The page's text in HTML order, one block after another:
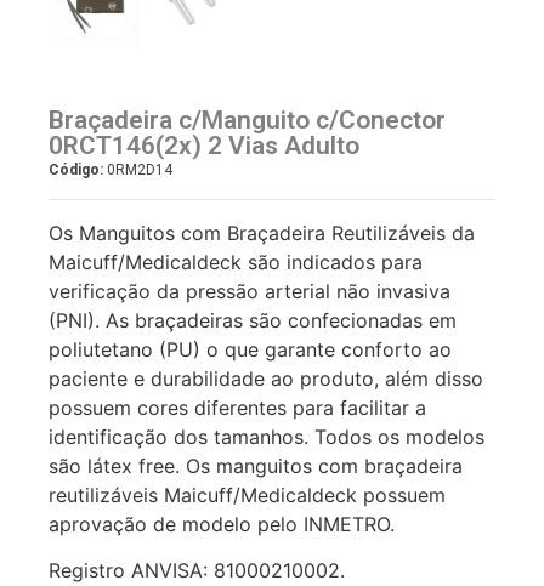
Braçadeira c/Manguito c/Conector
0RCT146(2x) 2 Vias Adulto
Código: 0RM2D14
Os Manguitos com Braçadeira Reutilizáveis da
Maicuff/Medicaldeck são indicados para
verificação da pressão arterial não invasiva
(PNI). As braçadeiras são confecionadas em
poliutetano (PU) o que garante conforto ao
paciente e durabilidade ao produto, além disso
possuem cores diferentes para facilitar a
identificação dos tamanhos. Todos os modelos
são látex free. Os manguitos com braçadeira
reutilizáveis Maicuff/Medicaldeck possuem
aprovação de modelo pelo INMETRO.
Registro ANVISA: 81000210002.